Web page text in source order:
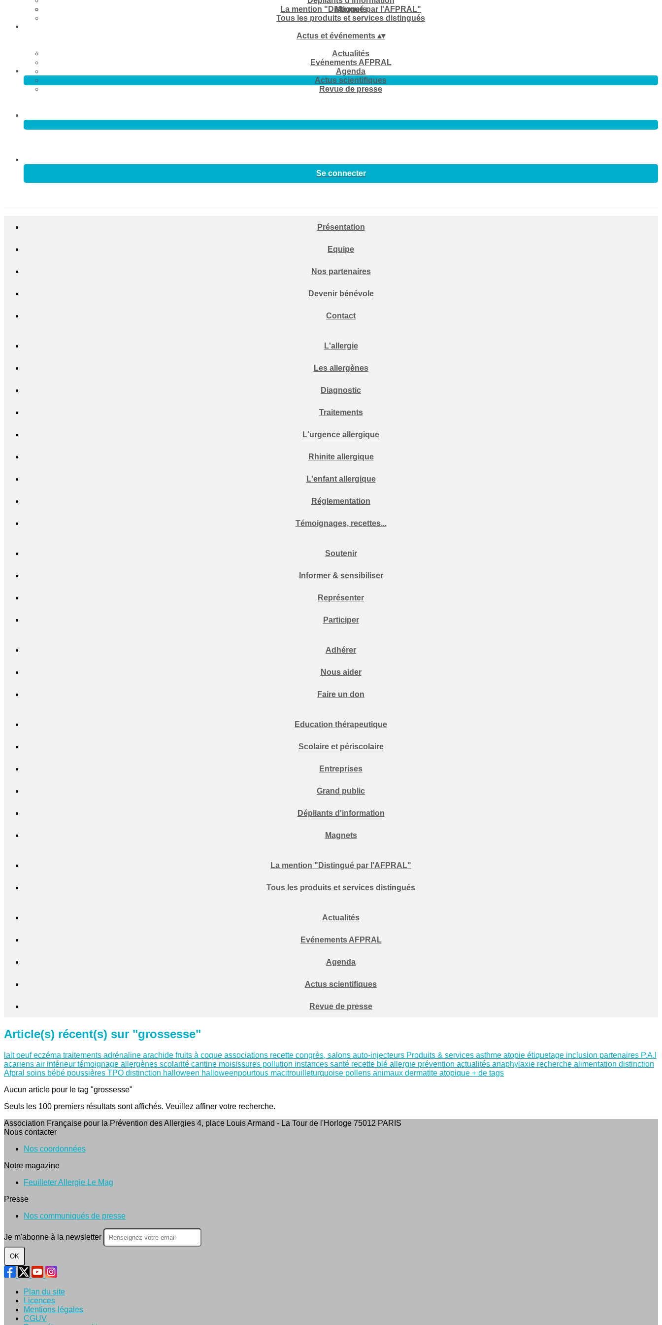
Magnets
La mention "Distingué par l'AFPRAL"
Tous les produits et services distingués
Actus et événements ▴▾
Actualités
Evénements AFPRAL
Agenda
Actus scientifiques
Revue de presse
Se connecter
Présentation
Equipe
Nos partenaires
Devenir bénévole
Contact
L'allergie
Les allergènes
Diagnostic
Traitements
L'urgence allergique
Rhinite allergique
L'enfant allergique
Réglementation
Témoignages, recettes...
Soutenir
Informer & sensibiliser
Représenter
Participer
Adhérer
Nous aider
Faire un don
Education thérapeutique
Scolaire et périscolaire
Entreprises
Grand public
Dépliants d'information
Magnets
La mention "Distingué par l'AFPRAL"
Tous les produits et services distingués
Actualités
Evénements AFPRAL
Agenda
Actus scientifiques
Revue de presse
Article(s) récent(s) sur "grossesse"
laitoeufeczéma traitements adrénaline arachide fruits à coque associations recette congrès, salons auto-injecteurs Produits & services asthme atopie étiquetage inclusion partenaires P.A.I
acariens air intérieur témoignage allergènes scolarité cantine moisissures pollution instances santé recette blé allergie prévention actualités anaphylaxie recherche alimentation distinction
Afpral soins bébé poussières TPO distinction halloween halloweenpourtous macitrouilleturquoise pollens animaux dermatite atopique + de tags
Aucun article pour le tag "grossesse"
Seuls les 100 premiers résultats sont affichés. Veuillez affiner votre recherche.
Association Française pour la Prévention des Allergies 4, place Louis Armand - La Tour de l'Horloge 75012 PARIS
Nous contacter
Nos coordonnées
Notre magazine
Feuilleter Allergie Le Mag
Presse
Nos communiqués de presse
Je m'abonne à la newsletter
OK
Plan du site
Licences
Mentions légales
CGUV